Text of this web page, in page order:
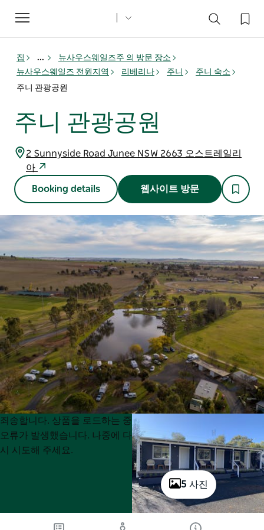
Toggle
navigation
집 ...
뉴사우스웨일즈주 의 방문 장소
뉴사우스웨일즈 전원지역
리베리나 주니
주니 숙소
주니 관광공원
주니 관광공원
2 Sunnyside Road Junee NSW 2663 오스트레일리
아
Booking details 웹사이트 방문
5 사진
Product
List
Product
List
죄송합니다. 상품을 로드하는 중
오류가 발생했습니다. 나중에 다
시 시도해 주세요.